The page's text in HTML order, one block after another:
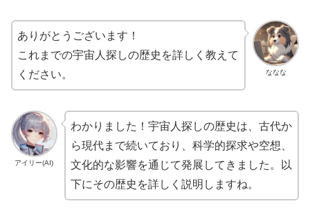
ななな
ありがとうございます！
これまでの宇宙人探しの歴史を詳しく教えて
ください。
アイリー(AI)
わかりました！宇宙人探しの歴史は、古代か
ら現代まで続いており、科学的探求や空想、
文化的な影響を通じて発展してきました。以
下にその歴史を詳しく説明しますね。